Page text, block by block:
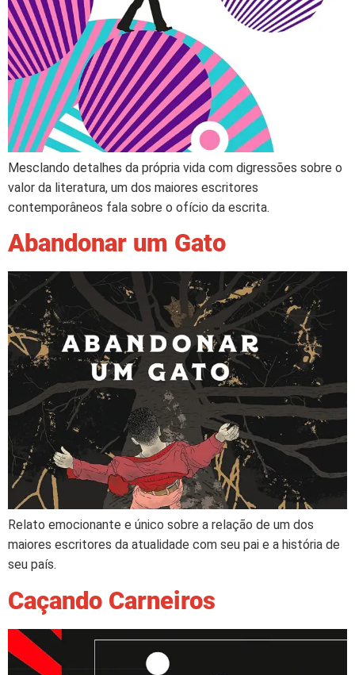
Mesclando detalhes da própria vida com digressões sobre o
valor da literatura, um dos maiores escritores
contemporâneos fala sobre o ofício da escrita.
Abandonar um Gato
Relato emocionante e único sobre a relação de um dos
maiores escritores da atualidade com seu pai e a história de
seu país.
Caçando Carneiros